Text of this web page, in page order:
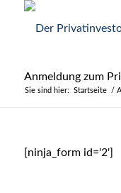
Anmeldung zum
Sie sind hier: Startseite /
[ninja_form id='2']